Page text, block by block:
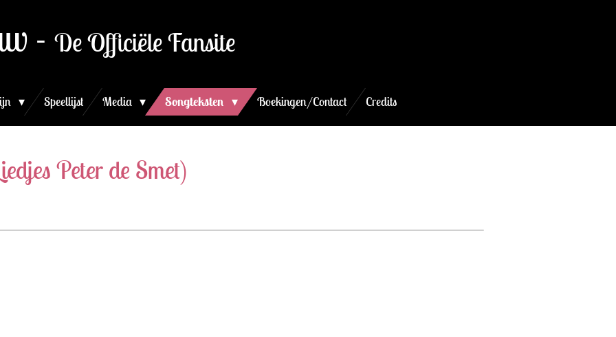
- De Officiële Fansite
Speellijst Media Songteksten Boekingen/Contact Credits
Peter de Smet)